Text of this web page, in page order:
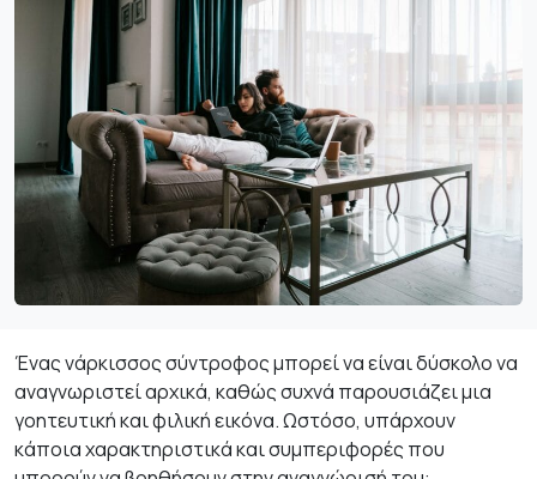
Ένας νάρκισσος σύντροφος μπορεί να είναι δύσκολο να
αναγνωριστεί αρχικά, καθώς συχνά παρουσιάζει μια
γοητευτική και φιλική εικόνα. Ωστόσο, υπάρχουν
κάποια χαρακτηριστικά και συμπεριφορές που